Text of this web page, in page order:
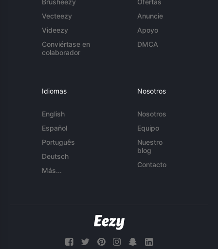
Brusheezy
Vecteezy
Videezy
Conviértase en
colaborador
Ofertas
Anuncie
Apoyo
DMCA
Idiomas
English
Español
Português
Deutsch
Más...
Nosotros
Nosotros
Equipo
Nuestro
blog
Contacto